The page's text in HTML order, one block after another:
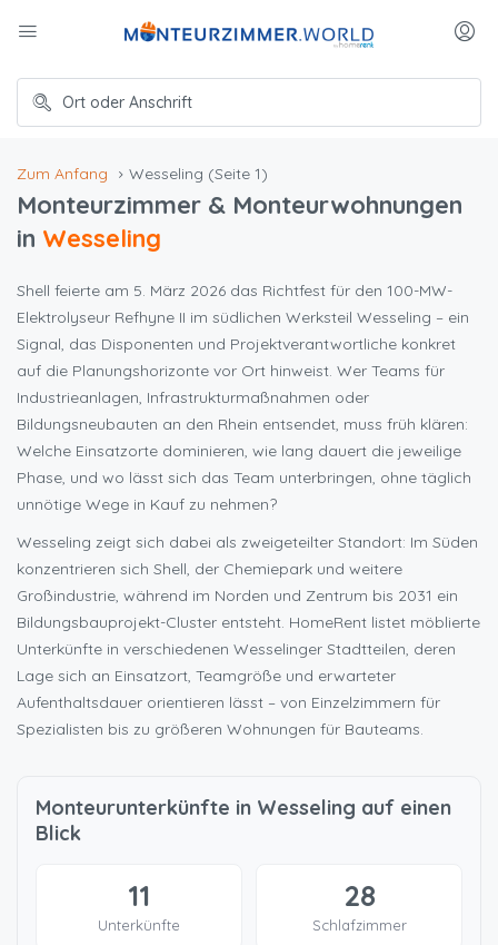
Zum Anfang Wesseling (Seite 1)
Monteurzimmer & Monteurwohnungen
in Wesseling
Shell feierte am 5. März 2026 das Richtfest für den 100-MW-
Elektrolyseur Refhyne II im südlichen Werksteil Wesseling – ein
Signal, das Disponenten und Projektverantwortliche konkret
auf die Planungshorizonte vor Ort hinweist. Wer Teams für
Industrieanlagen, Infrastrukturmaßnahmen oder
Bildungsneubauten an den Rhein entsendet, muss früh klären:
Welche Einsatzorte dominieren, wie lang dauert die jeweilige
Phase, und wo lässt sich das Team unterbringen, ohne täglich
unnötige Wege in Kauf zu nehmen?
Wesseling zeigt sich dabei als zweigeteilter Standort: Im Süden
konzentrieren sich Shell, der Chemiepark und weitere
Großindustrie, während im Norden und Zentrum bis 2031 ein
Bildungsbauprojekt-Cluster entsteht. HomeRent listet möblierte
Unterkünfte in verschiedenen Wesselinger Stadtteilen, deren
Lage sich an Einsatzort, Teamgröße und erwarteter
Aufenthaltsdauer orientieren lässt – von Einzelzimmern für
Spezialisten bis zu größeren Wohnungen für Bauteams.
Monteurunterkünfte in Wesseling auf einen
Blick
11
Unterkünfte
28
Schlafzimmer